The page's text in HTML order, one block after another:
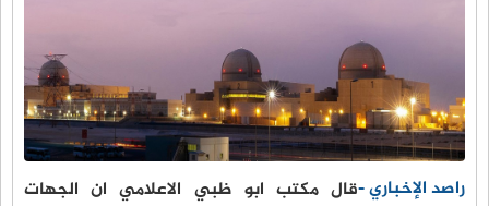
راصد الإخباري -قال مكتب ابو ظبي الاعلامي ان الجهات